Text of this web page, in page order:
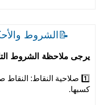
📝الشروط
يرجى ملاحظة الشروط
1️⃣ صلاحية النقاط:
كسبها.